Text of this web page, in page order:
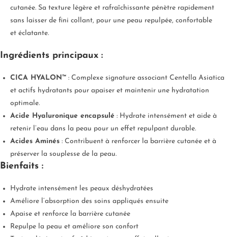
cutanée. Sa texture légère et rafraîchissante pénètre rapidement
sans laisser de fini collant, pour une peau repulpée, confortable
et éclatante.
Ingrédients principaux :
CICA HYALON™ : Complexe signature associant Centella Asiatica
et actifs hydratants pour apaiser et maintenir une hydratation
optimale.
Acide Hyaluronique encapsulé : Hydrate intensément et aide à
retenir l’eau dans la peau pour un effet repulpant durable.
Acides Aminés : Contribuent à renforcer la barrière cutanée et à
préserver la souplesse de la peau.
Bienfaits :
Hydrate intensément les peaux déshydratées
Améliore l’absorption des soins appliqués ensuite
Apaise et renforce la barrière cutanée
Repulpe la peau et améliore son confort